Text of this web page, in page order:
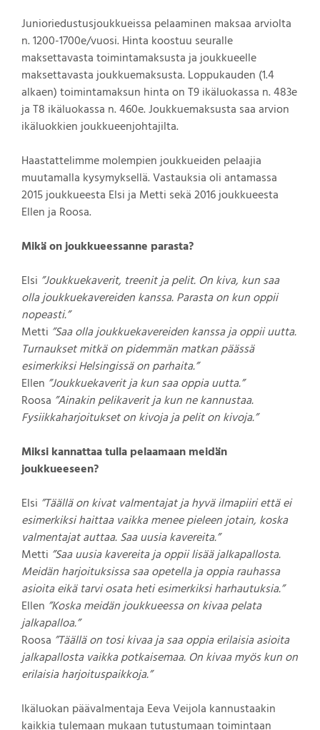
Junioriedustusjoukkueissa pelaaminen maksaa arviolta
n. 1200-1700e/vuosi. Hinta koostuu seuralle
maksettavasta toimintamaksusta ja joukkueelle
maksettavasta joukkuemaksusta. Loppukauden (1.4
alkaen) toimintamaksun hinta on T9 ikäluokassa n. 483e
ja T8 ikäluokassa n. 460e. Joukkuemaksusta saa arvion
ikäluokkien joukkueenjohtajilta.
Haastattelimme molempien joukkueiden pelaajia
muutamalla kysymyksellä. Vastauksia oli antamassa
2015 joukkueesta Elsi ja Metti sekä 2016 joukkueesta
Ellen ja Roosa.
Mikä on joukkueessanne parasta?
Elsi ”Joukkuekaverit, treenit ja pelit. On kiva, kun saa
olla joukkuekavereiden kanssa. Parasta on kun oppii
nopeasti.”
Metti ”Saa olla joukkuekavereiden kanssa ja oppii uutta.
Turnaukset mitkä on pidemmän matkan päässä
esimerkiksi Helsingissä on parhaita.”
Ellen ”Joukkuekaverit ja kun saa oppia uutta.”
Roosa ”Ainakin pelikaverit ja kun ne kannustaa.
Fysiikkaharjoitukset on kivoja ja pelit on kivoja.”
Miksi kannattaa tulla pelaamaan meidän
joukkueeseen?
Elsi ”Täällä on kivat valmentajat ja hyvä ilmapiiri että ei
esimerkiksi haittaa vaikka menee pieleen jotain, koska
valmentajat auttaa. Saa uusia kavereita.”
Metti ”Saa uusia kavereita ja oppii lisää jalkapallosta.
Meidän harjoituksissa saa opetella ja oppia rauhassa
asioita eikä tarvi osata heti esimerkiksi harhautuksia.”
Ellen ”Koska meidän joukkueessa on kivaa pelata
jalkapalloa.”
Roosa ”Täällä on tosi kivaa ja saa oppia erilaisia asioita
jalkapallosta vaikka potkaisemaa. On kivaa myös kun on
erilaisia harjoituspaikkoja.”
Ikäluokan päävalmentaja Eeva Veijola kannustaakin
kaikkia tulemaan mukaan tutustumaan toimintaan